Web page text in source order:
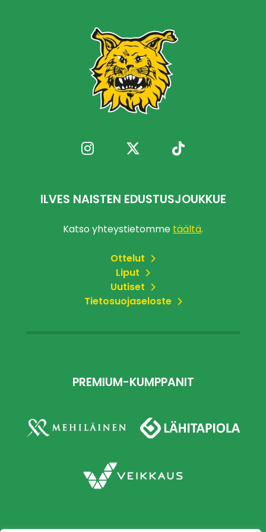
ILVES NAISTEN EDUSTUSJOUKKUE
Katso yhteystietomme täältä.
Ottelut
Liput
Uutiset
Tietosuojaseloste
PREMIUM-KUMPPANIT